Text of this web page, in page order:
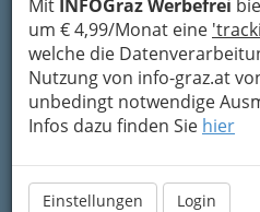
Mit INFOGraz Werbefrei
um € 4,99/Monat eine
welche die
Nutzung von info-graz.at
unbedingt notwendige
Infos dazu finden Sie hier
Einstellungen Login